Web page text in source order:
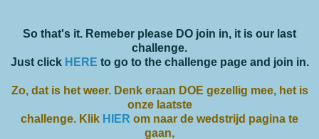
So that's it. Remeber please DO join in, it is our last
challenge.
Just click HERE to go to the challenge page and join in.
Zo, dat is het weer. Denk eraan DOE gezellig mee, het is
onze laatste
challenge. Klik HIER om naar de wedstrijd pagina te
gaan,